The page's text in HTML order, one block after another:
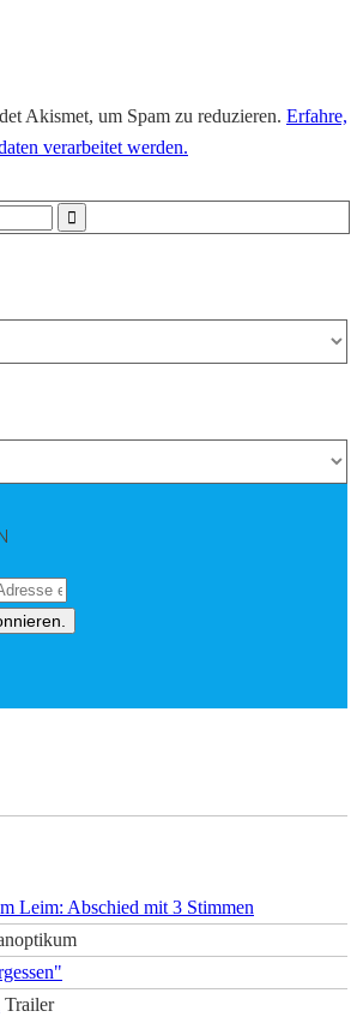
Akismet, um Spam zu reduzieren. Erfahre,
verarbeitet werden.
Leim: Abschied mit 3 Stimmen
Trailer